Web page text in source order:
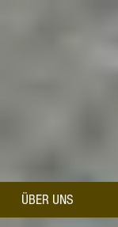
ÜBER UNS